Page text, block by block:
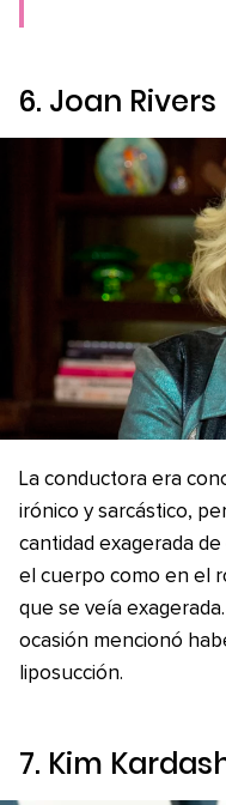
6. Joan Rivers
La conductora era
irónico y sarcástico,
cantidad exagerada
el cuerpo como en el
que se veía
ocasión mencionó
liposucción.
7. Kim